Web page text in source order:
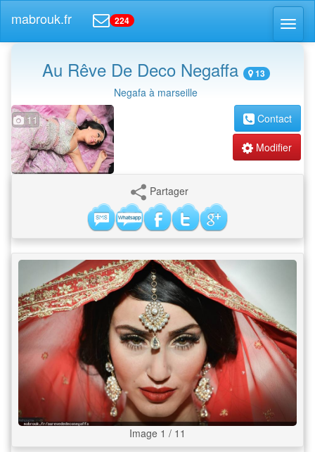
mabrouk.fr 224
Au Rêve De Deco Negaffa 13
Negafa à marseille
11
Contact
Modifier
Partager
Image 1 / 11